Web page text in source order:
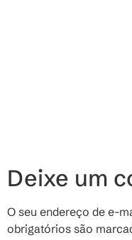
Deixe um
O seu endereço de e-
obrigatórios são